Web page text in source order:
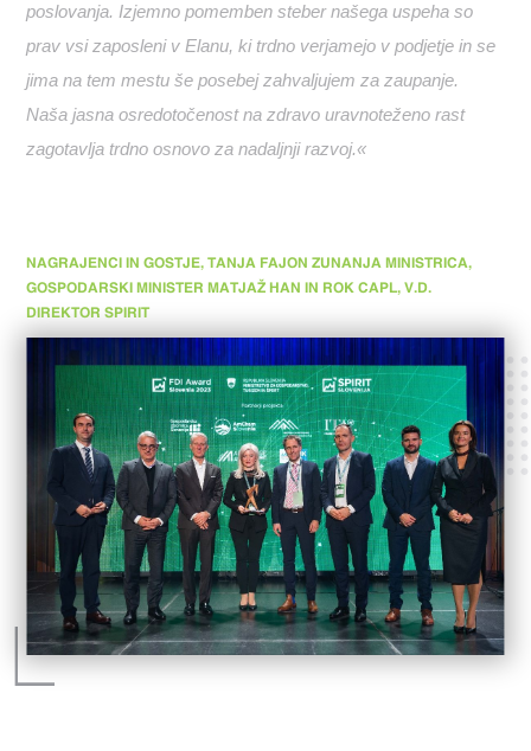
poslovanja. Izjemno pomemben steber našega uspeha so
prav vsi zaposleni v Elanu, ki trdno verjamejo v podjetje in se
jima na tem mestu še posebej zahvaljujem za zaupanje.
Naša jasna osredotočenost na zdravo uravnoteženo rast
zagotavlja trdno osnovo za nadaljnji razvoj.«
NAGRAJENCI IN GOSTJE, TANJA FAJON ZUNANJA MINISTRICA,
GOSPODARSKI MINISTER MATJAŽ HAN IN ROK CAPL, V.D.
DIREKTOR SPIRIT